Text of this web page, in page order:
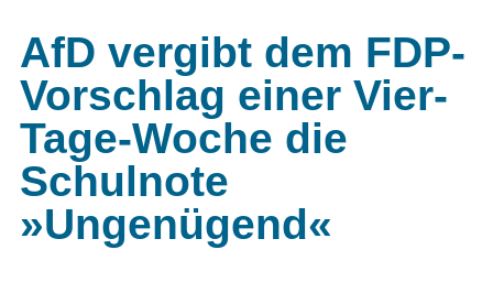
AfD vergibt dem FDP-
Vorschlag einer Vier-
Tage-Woche die
Schulnote
»Ungenügend«